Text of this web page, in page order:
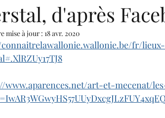
d'après
mise à jour : 18 avr. 2020
fr/
www.aparences.net/art-et-mecenat/